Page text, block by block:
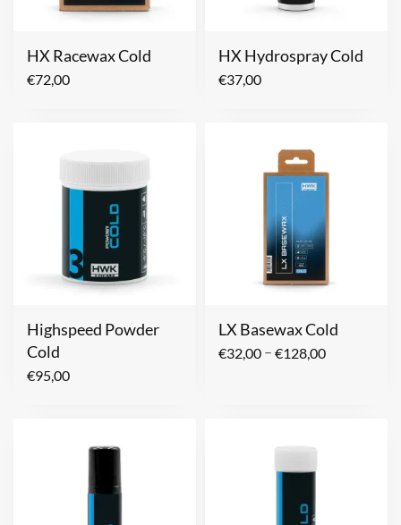
HX Racewax Cold
€72,00
HX Hydrospray Cold
€37,00
Highspeed Powder
Cold
€95,00
LX Basewax Cold
€32,00 – €128,00